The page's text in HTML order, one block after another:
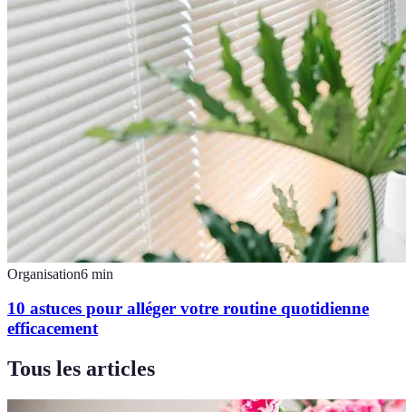
Organisation6 min
10 astuces pour alléger votre routine quotidienne
efficacement
Tous les articles